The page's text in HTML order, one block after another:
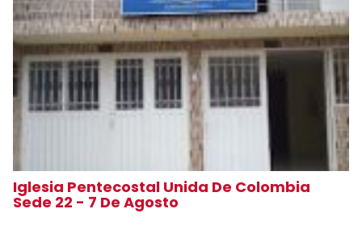
Iglesia Pentecostal Unida De Colombia
Sede 22 - 7 De Agosto